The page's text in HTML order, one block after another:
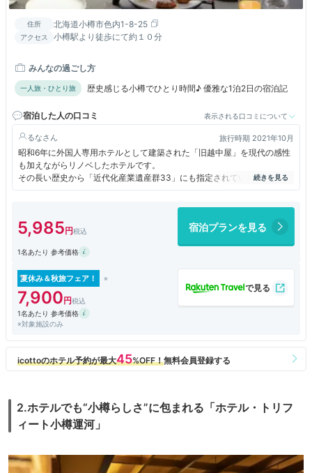
住所 北海道小樽市色内1-8-25
アクセス 小樽駅より徒歩にて約１０分
みんなの過ごし方
一人旅・ひとり旅 歴史感じる小樽でひとり時間♪ 優雅な1泊2日の宿泊記
宿泊した人の口コミ 表示される口コミについて
るな 旅行時期 2021年10月
昭和6年に外国人専用ホテルとして建築された「旧越中屋」を現代の感性
も加えながらリノベしたホテルです。
その長い歴史から「近代化産業遺産群33」にも指定されているそうで、
縦に長く美しいベイウィンドゥは建築当時のものがそのまま生かされてい
しいホテル☆
泊まったお部屋はベーシックダブルルーム。
リメンタリーのミネラルが二本入ってました！！
バスルームとおトイレは別になっていました。
ルームウェアはお部屋に完備されておらず、チェックインの際にフロント
で貸してもらえます。サイズはSML、男女兼用らしくちょっと大きめな
のでワンサイズ小さな物がいいようです。
17:00～18:30 1FのBAR IGNISにて無料のワインサービスが♪ワインの他
にもリンゴジュースとオレンジジュースもありました。
を表現したメインダイニング「THE BALL」で頂く朝食！！90年前から変
わらないというステンドグラスがとても美しい空間で、朝食はモーニング
ハイティーで出されます。
てしまいましが(;^ω^)
内容はそう大した物でもないのですが、こんな様式で出されるとやっぱり
5,985 宿泊プランを見る
1名あたり 参考価格
夏休み＆秋旅フェア！
7,900
1名あたり 参考価格
※対象施設のみ
2.ホテルでも“小樽らしさ”に包まれる「ホテル・トリフ
ィート小樽運河」